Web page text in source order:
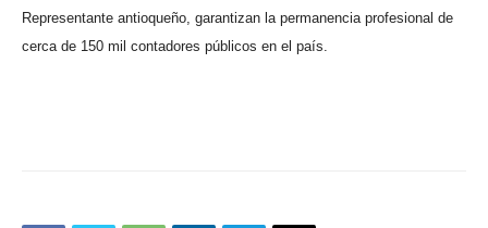
Representante antioqueño, garantizan la permanencia profesional de
cerca de 150 mil contadores públicos en el país.